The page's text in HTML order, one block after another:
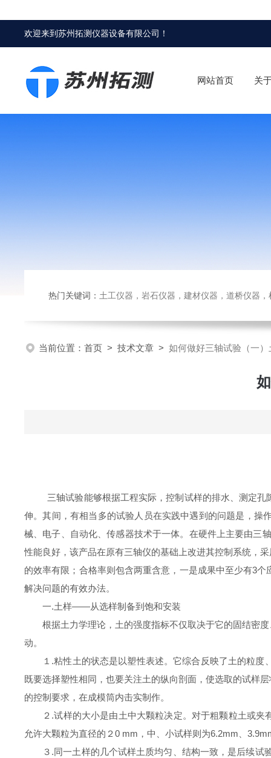
欢迎来到苏州拓测仪器设备有限公司 ！
网站首页 关
热门关键词： 土工仪器，岩石仪器，建材仪器，道桥仪器，检测
当前位置： 首页 > 技术文章 > 如何做好三轴试验（一
三轴试验能够根据工程实际，控制试样的排水、测定孔
伸。其间 ，有相当多的试验人员在实践中遇到的问题是，操
械、电子、自动化、传感器技术于一体。在硬件上主要由三
性能良好，该产品在原有三轴仪的基础上改进其控制系统，
的效率有限；合格率则包含两重含意，一是成果中至少有3
解决问题的有效办法。
一.土样——从选样制备到饱和安装
根据土力学理论，土的强度指标不仅取决于它的固结密度
动。
１.粘性土的状态是以塑性表述。它综合反映了土的粒度
既要选择塑性相同，也要关注土的纵向剖面，使选取的试样
的控制要求，在成模筒内击实制作。
２.试样的大小是由土中大颗粒决定。对于粗颗粒土或
允许大颗粒为直径的２ 0 mm ，中、小试样则为6.2mm
３.同一土样的几个试样土质均匀、结构一致，是后续试